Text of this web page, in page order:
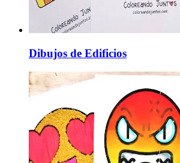
Dibujos de Edificios